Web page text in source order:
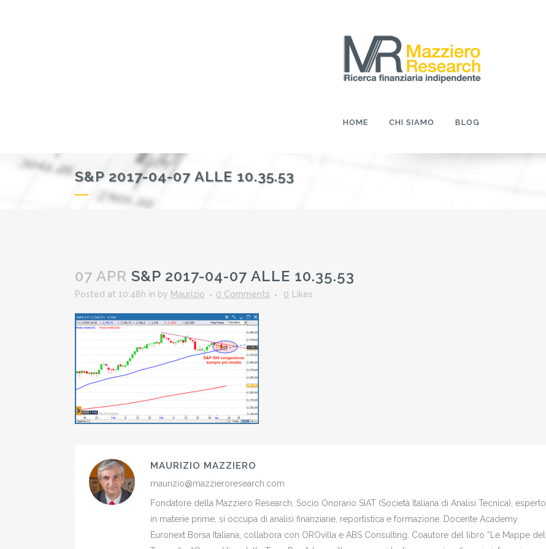
HOME CHI SIAMO BLOG
S&P 2017-04-07 ALLE 10.35.53
07 APR S&P 2017-04-07 ALLE 10.35.53
Posted at 10:48h in by Maurizio 0 Comments 0 Likes
MAURIZIO MAZZIERO
maurizio@mazzieroresearch.com
Fondatore della Mazziero Research, Socio Onorario SIAT (Società Italiana di Analisi Tecnica), esperto
in materie prime, si occupa di analisi finanziarie, reportistica e formazione. Docente Academy
Euronext Borsa Italiana, collabora con OROvilla e ABS Consulting. Coautore del libro “Le Mappe del